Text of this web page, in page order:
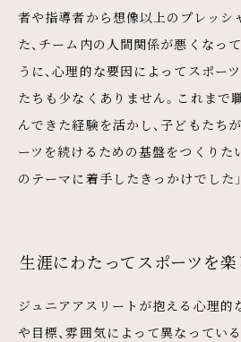
者や指導者から想像以上のプレッシ
た、チーム内の人間関係が悪くな
うに、心理的な要因によってスポー
たちも少なくありません。これまで
んできた経験を活かし、子どもたち
ーツを続けるための基盤をつくりた
のテーマに着手したきっかけでした」
生涯にわたってスポーツを
ジュニアアスリートが抱える心理的
や目標、雰囲気によって異なってい